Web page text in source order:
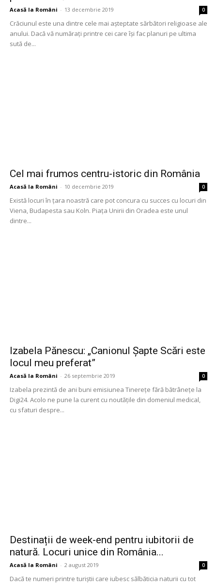
Acasă la Români - 13 decembrie 2019 0
Crăciunul este una dintre cele mai aşteptate sărbători religioase ale
anului. Dacă vă numărați printre cei care își fac planuri pe ultima
sută de...
Cel mai frumos centru-istoric din România
Acasă la Români - 10 decembrie 2019 0
Există locuri în țara noastră care pot concura cu succes cu locuri din
Viena, Budapesta sau Koln. Piața Unirii din Oradea este unul
dintre...
Izabela Pănescu: „Canionul Șapte Scări este
locul meu preferat”
Acasă la Români - 26 septembrie 2019 0
Izabela prezintă de ani buni emisiunea Tinerețe fără bătrânețe la
Digi24. Acolo ne pune la curent cu noutățile din domeniul medical,
cu sfaturi despre...
Destinații de week-end pentru iubitorii de
natură. Locuri unice din România...
Acasă la Români - 2 august 2019 0
Dacă te numeri printre turiștii care iubesc sălbăticia naturii cu tot